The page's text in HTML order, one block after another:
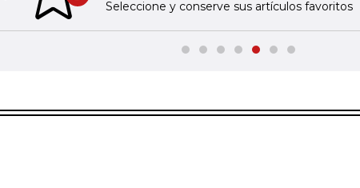
Seleccione y conserve sus artículos favoritos